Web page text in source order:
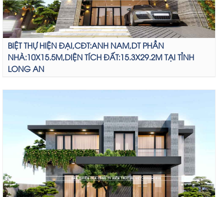
BIỆT THỰ HIỆN ĐẠI,CĐT:ANH NAM,DT PHẦN
NHÀ:10X15.5M,DIỆN TÍCH ĐẤT:15.3X29.2M TẠI TỈNH
LONG AN